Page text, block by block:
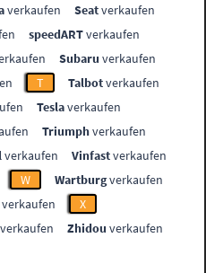
verkaufen Seatverkaufen
speedARTverkaufen
Subaru verkaufen
T Talbotverkaufen
Teslaverkaufen
Triumphverkaufen
verkaufen Vinfastverkaufen
W Wartburgverkaufen
verkaufen
X
verkaufen Zhidou verkaufen